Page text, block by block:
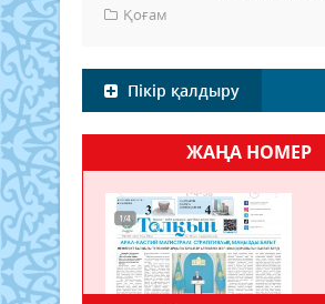
Қоғам
Пікір қалдыру
ЖАҢА НОМЕР